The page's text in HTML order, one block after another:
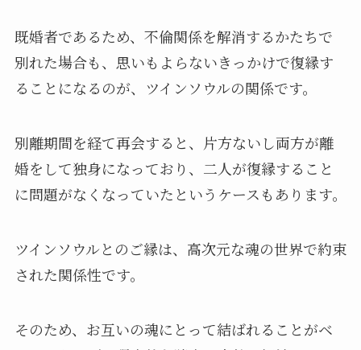
既婚者であるため、不倫関係を解消するかたちで
別れた場合も、思いもよらないきっかけで復縁す
ることになるのが、ツインソウルの関係です。
別離期間を経て再会すると、片方ないし両方が離
婚をして独身になっており、二人が復縁すること
に問題がなくなっていたというケースもあります。
ツインソウルとのご縁は、高次元な魂の世界で約束
された関係性です。
そのため、お互いの魂にとって結ばれることがベ